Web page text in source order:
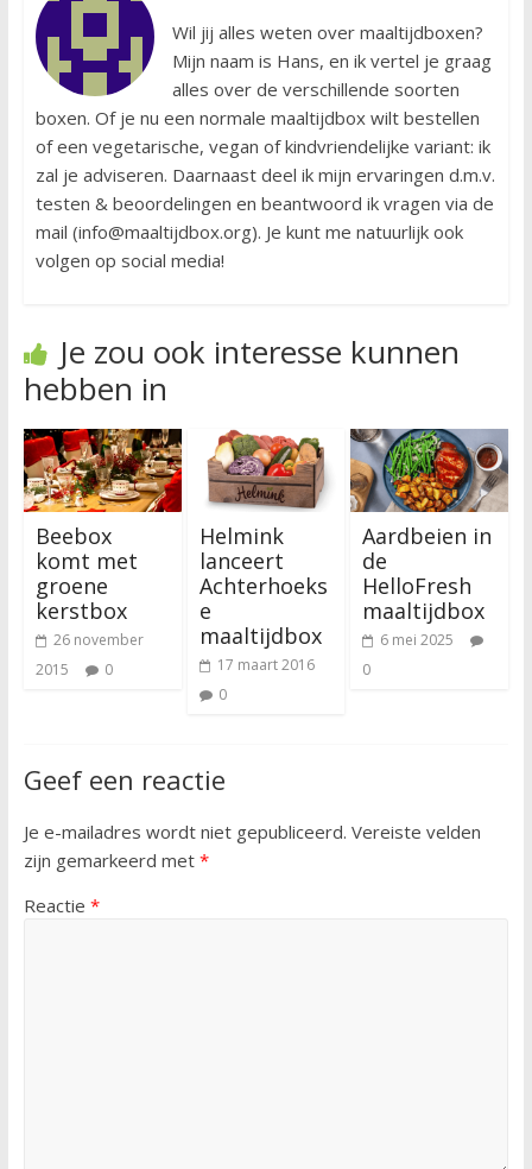
Wil jij alles weten over maaltijdboxen?
Mijn naam is Hans, en ik vertel je graag
alles over de verschillende soorten
boxen. Of je nu een normale maaltijdbox wilt bestellen
of een vegetarische, vegan of kindvriendelijke variant: ik
zal je adviseren. Daarnaast deel ik mijn ervaringen d.m.v.
testen & beoordelingen en beantwoord ik vragen via de
mail (info@maaltijdbox.org). Je kunt me natuurlijk ook
volgen op social media!
Je zou ook interesse kunnen
hebben in
Beebox
komt met
groene
kerstbox
26 november
2015
0
Helmink
lanceert
Achterhoeks
e
maaltijdbox
17 maart 2016
0
Aardbeien in
de
HelloFresh
maaltijdbox
6 mei 2025
0
Geef een reactie
Je e-mailadres wordt niet gepubliceerd. Vereiste velden
zijn gemarkeerd met *
Reactie *